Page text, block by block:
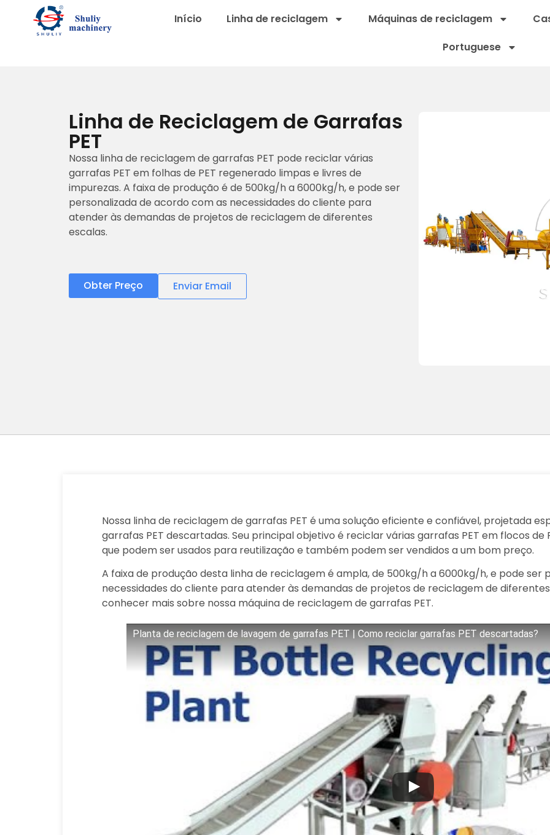
Início Linha de reciclagem Máquinas de reciclagem
Portuguese
Linha de Reciclagem de Garrafas
PET
Nossa linha de reciclagem de garrafas PET pode reciclar várias
garrafas PET em folhas de PET regenerado limpas e livres de
impurezas. A faixa de produção é de 500kg/h a 6000kg/h, e pode ser
personalizada de acordo com as necessidades do cliente para
atender às demandas de projetos de reciclagem de diferentes
escalas.
Obter Preço Enviar Email
Nossa linha de reciclagem de garrafas PET é uma solução eficiente e confiável, projetada
garrafas PET descartadas. Seu principal objetivo é reciclar várias garrafas PET em flocos de
que podem ser usados para reutilização e também podem ser vendidos a um bom preço.
A faixa de produção desta linha de reciclagem é ampla, de 500kg/h a 6000kg/h, e pode ser
necessidades do cliente para atender às demandas de projetos de reciclagem de
conhecer mais sobre nossa máquina de reciclagem de garrafas PET.
Planta de reciclagem de lavagem de garrafas PET | Como reciclar garrafas PET descartadas?